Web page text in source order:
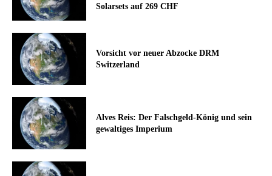
Solarsets auf 269 CHF
Vorsicht vor neuer Abzocke DRM
Switzerland
Alves Reis: Der Falschgeld-König und sein
gewaltiges Imperium